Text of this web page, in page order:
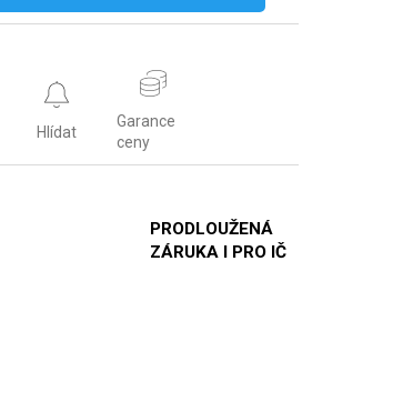
Hlídat
Garance
ceny
PRODLOUŽENÁ
ZÁRUKA I PRO IČ